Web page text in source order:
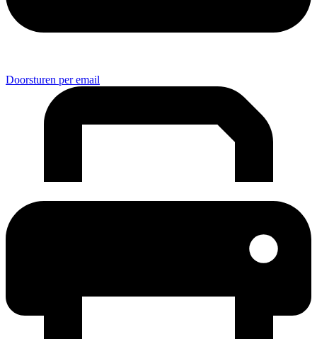
Doorsturen per email